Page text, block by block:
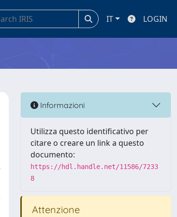
IT LOGIN
Informazioni
Utilizza questo identificativo per
citare o creare un link a questo
documento:
https://hdl.handle.net/11586/7233
8
Attenzione